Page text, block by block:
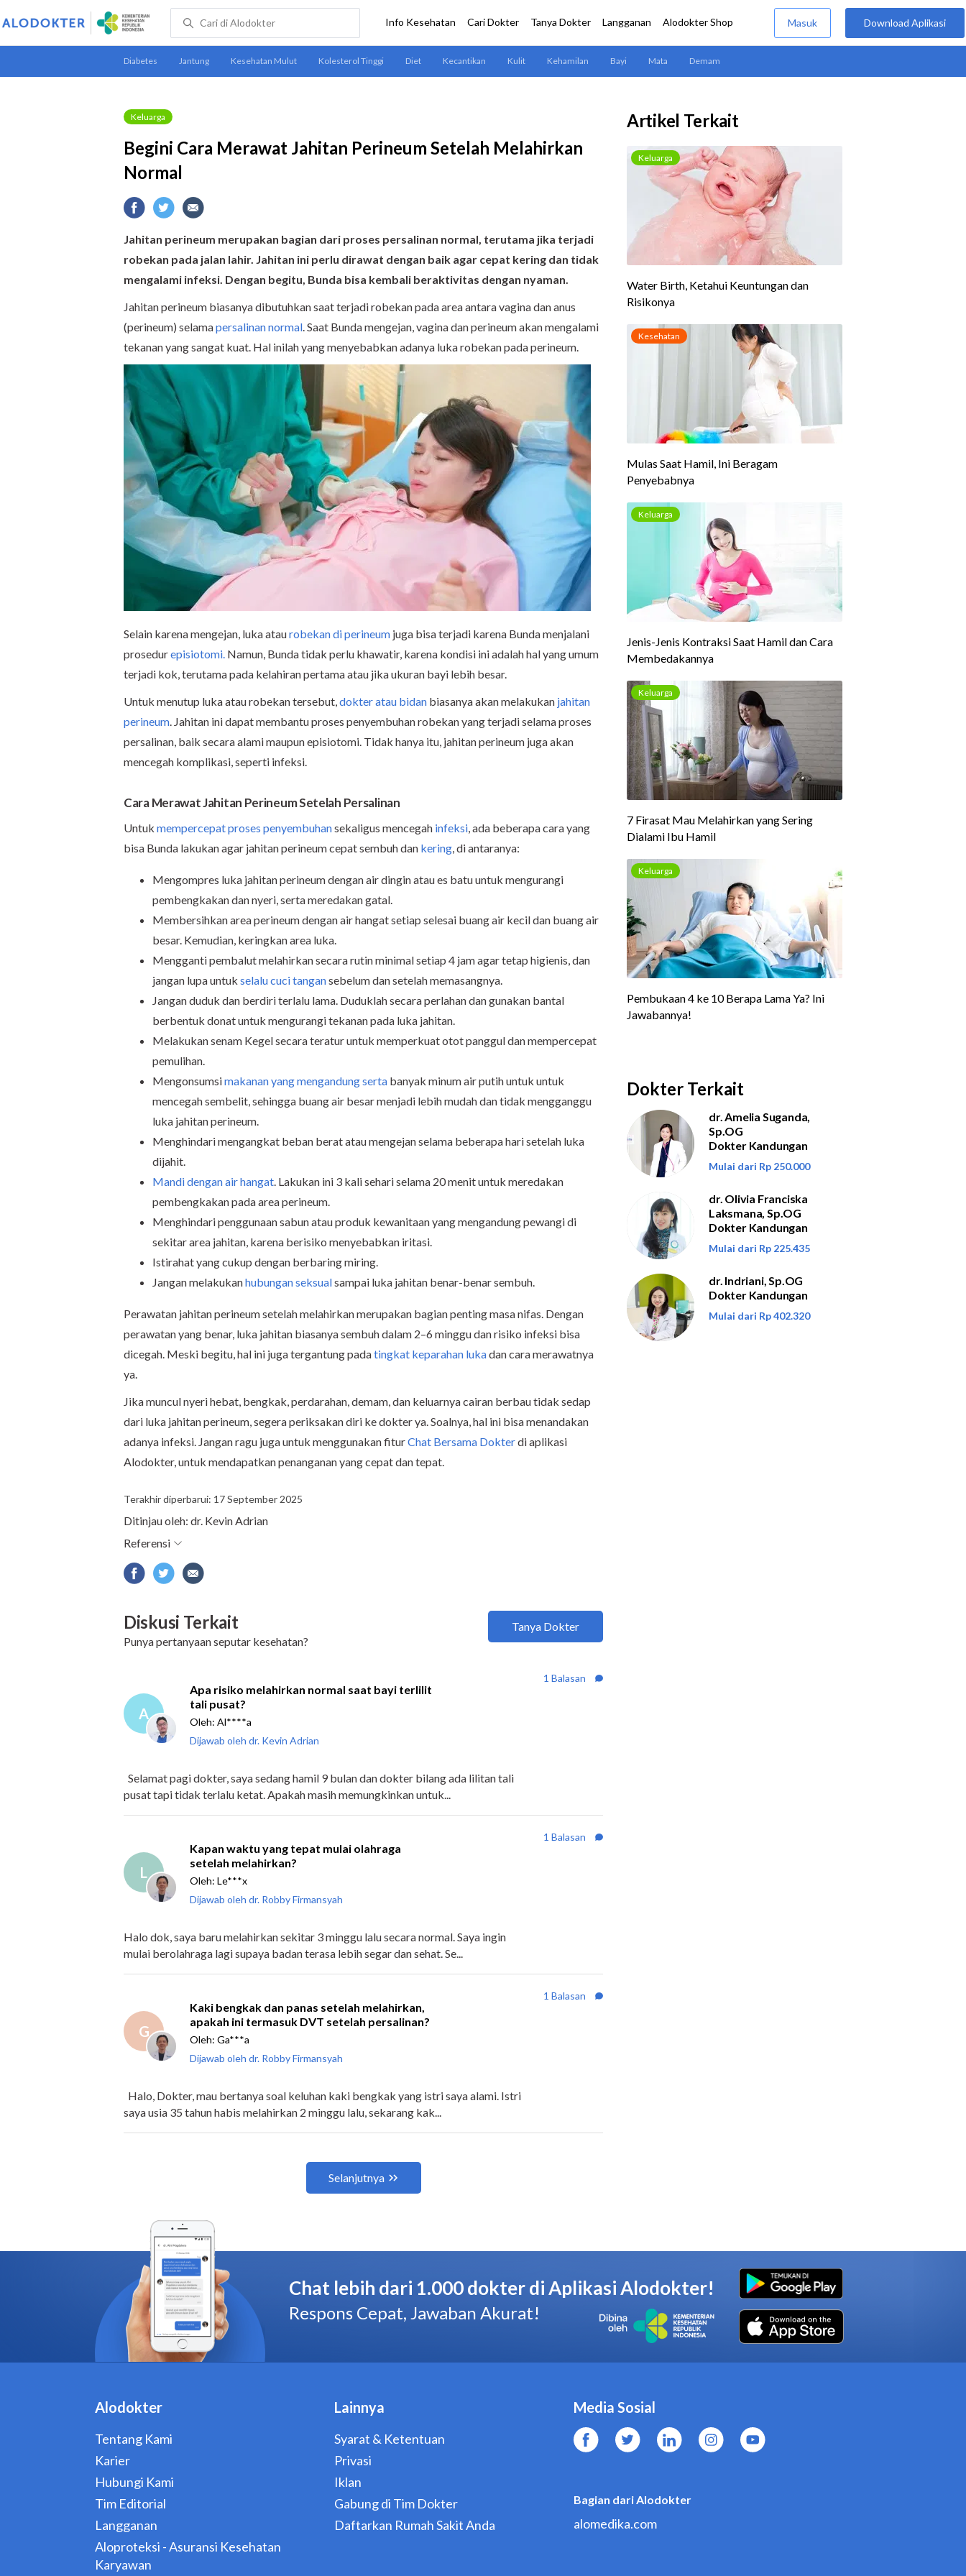
Keluarga
Begini Cara Merawat Jahitan Perineum Setelah Melahirkan
Normal
Jahitan perineum merupakan bagian dari proses persalinan normal, terutama jika terjadi
robekan pada jalan lahir. Jahitan ini perlu dirawat dengan baik agar cepat kering dan tidak
mengalami infeksi. Dengan begitu, Bunda bisa kembali beraktivitas dengan nyaman.
Jahitan perineum biasanya dibutuhkan saat terjadi robekan pada area antara vagina dan anus
(perineum) selamapersalinan normal. Saat Bunda mengejan, vagina dan perineum akan mengalami
tekanan yang sangat kuat. Hal inilah yang menyebabkan adanya luka robekan pada perineum.
Selain karena mengejan, luka ataurobekan di perineum juga bisa terjadi karena Bunda menjalani
prosedurepisiotomi. Namun, Bunda tidak perlu khawatir, karena kondisi ini adalah hal yang umum
terjadi kok, terutama pada kelahiran pertama atau jika ukuran bayi lebih besar.
Untuk menutup luka atau robekan tersebut,dokter atau bidan biasanya akan melakukan jahitan
perineum. Jahitan ini dapat membantu proses penyembuhan robekan yang terjadi selama proses
persalinan, baik secara alami maupun episiotomi. Tidak hanya itu, jahitan perineum juga akan
mencegah komplikasi, seperti infeksi.
Cara Merawat Jahitan Perineum Setelah Persalinan
Untuk mempercepat proses penyembuhansekaligus mencegah infeksi, ada beberapa cara yang
bisa Bunda lakukan agar jahitan perineum cepat sembuh dan kering, di antaranya:
Mengompres luka jahitan perineum dengan air dingin atau es batu untuk mengurangi
pembengkakan dan nyeri, serta meredakan gatal.
Membersihkan area perineum dengan air hangat setiap selesai buang air kecil dan buang air
besar. Kemudian, keringkan area luka.
Mengganti pembalut melahirkan secara rutin minimal setiap 4 jam agar tetap higienis, dan
jangan lupa untuk selalu cuci tangansebelum dan setelah memasangnya.
Jangan duduk dan berdiri terlalu lama. Duduklah secara perlahan dan gunakan bantal
berbentuk donat untuk mengurangi tekanan pada luka jahitan.
Melakukan senam Kegel secara teratur untuk memperkuat otot panggul dan mempercepat
pemulihan.
Mengonsumsimakanan yang mengandung serta banyak minum air putih untuk untuk
mencegah sembelit, sehingga buang air besar menjadi lebih mudah dan tidak mengganggu
luka jahitan perineum.
Menghindari mengangkat beban berat atau mengejan selama beberapa hari setelah luka
dijahit.
Mandi dengan air hangat. Lakukan ini 3 kali sehari selama 20 menit untuk meredakan
pembengkakan pada area perineum.
Menghindari penggunaan sabun atau produk kewanitaan yang mengandung pewangi di
sekitar area jahitan, karena berisiko menyebabkan iritasi.
Istirahat yang cukup dengan berbaring miring.
Jangan melakukanhubungan seksualsampai luka jahitan benar-benar sembuh.
Perawatan jahitan perineum setelah melahirkan merupakan bagian penting masa nifas. Dengan
perawatan yang benar, luka jahitan biasanya sembuh dalam 2–6 minggu dan risiko infeksi bisa
dicegah. Meski begitu, hal ini juga tergantung padatingkat keparahan lukadan cara merawatnya
ya.
Jika muncul nyeri hebat, bengkak, perdarahan, demam, dan keluarnya cairan berbau tidak sedap
dari luka jahitan perineum, segera periksakan diri ke dokter ya. Soalnya, hal ini bisa menandakan
adanya infeksi. Jangan ragu juga untuk menggunakan fiturChat Bersama Dokterdi aplikasi
Alodokter, untuk mendapatkan penanganan yang cepat dan tepat.
Terakhir diperbarui: 17 September 2025
Artikel Terkait
Dokter Terkait